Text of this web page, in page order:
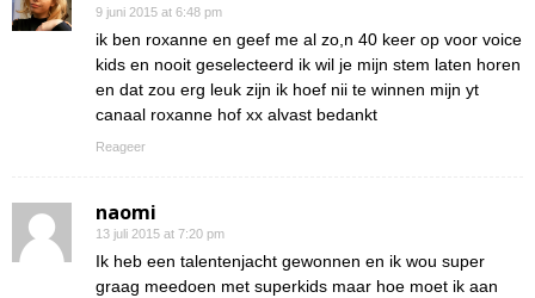
9 juni 2015 at 6:48 pm
ik ben roxanne en geef me al zo,n 40 keer op voor voice
kids en nooit geselecteerd ik wil je mijn stem laten horen
en dat zou erg leuk zijn ik hoef nii te winnen mijn yt
canaal roxanne hof xx alvast bedankt
Reageer
naomi
13 juli 2015 at 7:20 pm
Ik heb een talentenjacht gewonnen en ik wou super
graag meedoen met superkids maar hoe moet ik aan